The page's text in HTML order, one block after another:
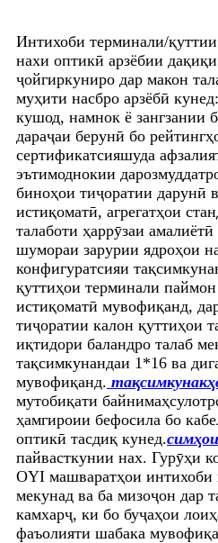
Интихоби терминали/
нахи оптикӣ арзёбии
ҷойгиркуниро дар макон
муҳити насбро арзёбӣ
кушод, намнок ё зангзании
дараҷаи берунӣ бо
сертификатсияшуда
эътимоднокии
биноҳои тиҷоратии дарунӣ
истиқоматӣ, агрегатҳои
талаботи ҳаррӯзаи
шумораи зарурии ядроҳои
конфигуратсияи
қуттиҳои терминали
истиқоматӣ мувофиқанд,
тиҷоратии калон қуттиҳои
иқтидори баландро талаб
тақсимкунандаи 1*16 ва
мувофиқанд.
мутобиқати
ҳамгироии бефосила бо
оптикӣ тасдиқ кунед.
пайвасткунии нах. Гурӯҳи
OYI машваратҳои интихоби
мекунад ва ба мизоҷон дар
камхарҷ, ки бо буҷаҳои
фаъолияти шабака